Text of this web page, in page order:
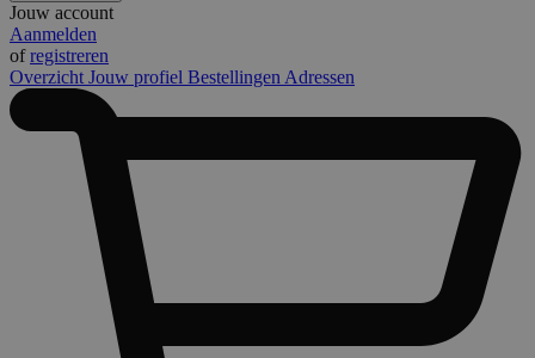
Jouw account
Aanmelden
ofregistreren
Overzicht Jouw profiel Bestellingen Adressen